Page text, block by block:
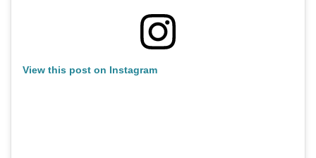
View this post on Instagram